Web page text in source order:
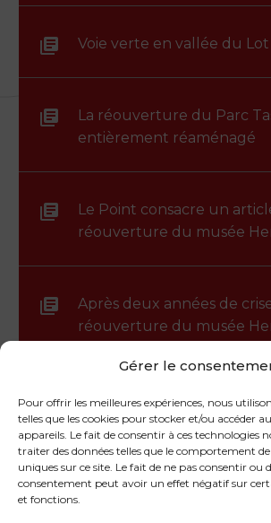
Gérer le
Pour offrir les meilleures expériences, nous
telles que les cookies pour stocker et/ou accéder
appareils. Le fait de consentir à ces technologies
traiter des données telles que le comportement
uniques sur ce site. Le fait de ne pas consentir ou
consentement peut avoir un effet négatif sur
et fonctions.
Voie verte en vallée du Lot
La réouverture du Parc
entièrement réaménagé
Le Point consacre un
réouverture du musée
Après deux années de
réouverture du musée